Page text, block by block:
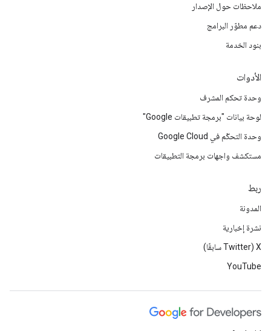
ملاحظات حول الإصدار
دعم مطوّر البرامج
بنود الخدمة
الأدوات
وحدة تحكم المشرف
لوحة بيانات "برمجة تطبيقات Google"
وحدة التحكّم في Google Cloud
مستكشف واجهات برمجة التطبيقات
ربط
المدونة
نشرة إخبارية
‫X ‏(Twitter سابقًا)
YouTube